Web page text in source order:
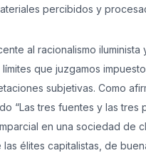
percibidos y
al racionalismo
que juzgamos
subjetivas. Como
“Las tres fuentes y las tres
en una sociedad de
élites capitalistas, de